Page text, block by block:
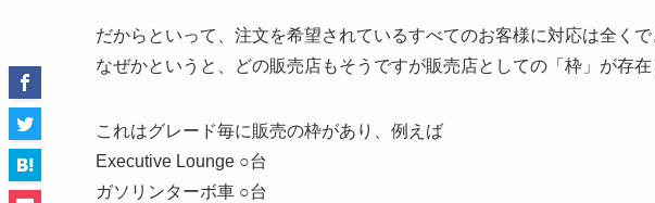
だからといって、注文を希望されているすべてのお客様に対応は全くで
なぜかというと、どの販売店もそうですが販売店としての「枠」が存在
これはグレード毎に販売の枠があり、例えば
Executive Lounge ○台
ガソリンターボ車 ○台